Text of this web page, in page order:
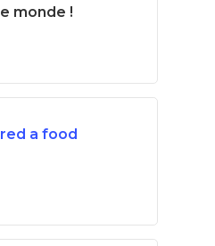
monde !
a food